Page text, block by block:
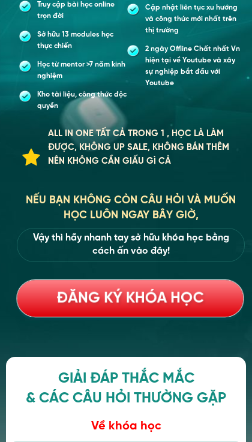
NẾU BẠN KHÔNG CÒN CÂU HỎI VÀ MUỐN
HỌC LUÔN NGAY BÂY GIỜ,
Vậy thì hãy nhanh tay sở hữu khóa học bằng
cách ấn vào đây!
ĐĂNG KÝ KHÓA HỌC
Truy cập bài học online
trọn đời
Sở hữu 13 modules học
thực chiến
Học từ mentor >7 năm kinh
nghiệm
Kho tài liệu, công thức độc
quyền
Cập nhật liên tục xu hướng
và công thức mới nhất trên
thị trường
2 ngày Offline Chất nhất Vn
hiện tại về Youtube và xây
sự nghiệp bắt đầu với
Youtube
ALL IN ONE TẤT CẢ TRONG 1 , HỌC LÀ LÀM
ĐƯỢC, KHÔNG UP SALE, KHÔNG BÁN THÊM
NÊN KHÔNG CẦN GIẤU GÌ CẢ
GIẢI ĐÁP THẮC MẮC
& CÁC CÂU HỎI THƯỜNG GẶP
Về khóa học